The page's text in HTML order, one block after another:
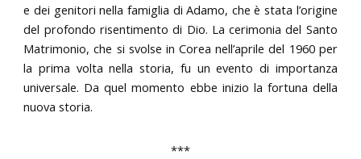
e dei genitori nella famiglia di Adamo, che è stata l’origine
del profondo risentimento di Dio. La cerimonia del Santo
Matrimonio, che si svolse in Corea nell’aprile del 1960 per
la prima volta nella storia, fu un evento di importanza
universale. Da quel momento ebbe inizio la fortuna della
nuova storia.
***